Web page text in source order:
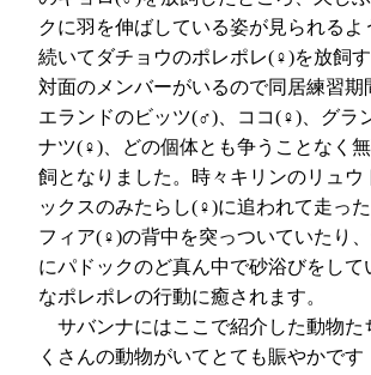
クに羽を伸ばしている姿が見られるよ
続いてダチョウのポレポレ(♀)を放飼
対面のメンバーがいるので同居練習期
エランドのビッツ(♂)、ココ(♀)、グラ
ナツ(♀)、どの個体とも争うことなく
飼となりました。時々キリンのリュウ
ックスのみたらし(♀)に追われて走っ
フィア(♀)の背中を突っついていたり
にパドックのど真ん中で砂浴びをして
なポレポレの行動に癒されます。
サバンナにはここで紹介した動物た
くさんの動物がいてとても賑やかで